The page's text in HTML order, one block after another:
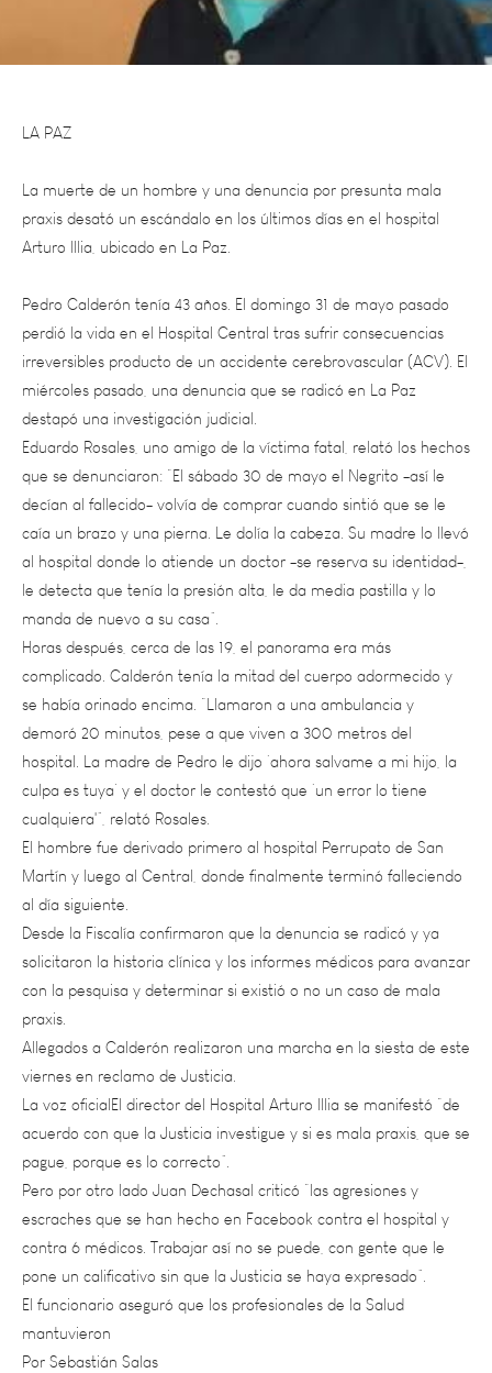
LA PAZ
La muerte de un hombre y una denuncia por presunta mala
praxis desató un escándalo en los últimos días en el hospital
Arturo Illia, ubicado en La Paz.
Pedro Calderón tenía 43 años. El domingo 31 de mayo pasado
perdió la vida en el Hospital Central tras sufrir consecuencias
irreversibles producto de un accidente cerebrovascular (ACV). El
miércoles pasado, una denuncia que se radicó en La Paz
destapó una investigación judicial.
Eduardo Rosales, uno amigo de la víctima fatal, relató los hechos
que se denunciaron: “El sábado 30 de mayo el Negrito -así le
decían al fallecido- volvía de comprar cuando sintió que se le
caía un brazo y una pierna. Le dolía la cabeza. Su madre lo llevó
al hospital donde lo atiende un doctor -se reserva su identidad-,
le detecta que tenía la presión alta, le da media pastilla y lo
manda de nuevo a su casa”.
Horas después, cerca de las 19, el panorama era más
complicado. Calderón tenía la mitad del cuerpo adormecido y
se había orinado encima. “Llamaron a una ambulancia y
demoró 20 minutos, pese a que viven a 300 metros del
hospital. La madre de Pedro le dijo ‘ahora salvame a mi hijo, la
culpa es tuya’ y el doctor le contestó que ‘un error lo tiene
cualquiera'”, relató Rosales.
El hombre fue derivado primero al hospital Perrupato de San
Martín y luego al Central, donde finalmente terminó falleciendo
al día siguiente.
Desde la Fiscalía confirmaron que la denuncia se radicó y ya
solicitaron la historia clínica y los informes médicos para avanzar
con la pesquisa y determinar si existió o no un caso de mala
praxis.
Allegados a Calderón realizaron una marcha en la siesta de este
viernes en reclamo de Justicia.
La voz oficialEl director del Hospital Arturo Illia se manifestó “de
acuerdo con que la Justicia investigue y si es mala praxis, que se
pague, porque es lo correcto”.
Pero por otro lado Juan Dechasal criticó “las agresiones y
escraches que se han hecho en Facebook contra el hospital y
contra 6 médicos. Trabajar así no se puede, con gente que le
pone un calificativo sin que la Justicia se haya expresado”.
El funcionario aseguró que los profesionales de la Salud
mantuvieron
Por Sebastián Salas